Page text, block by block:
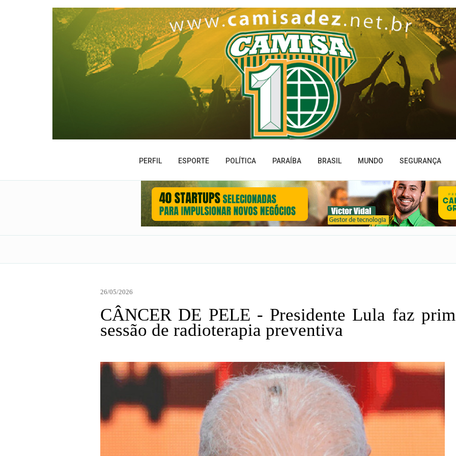
PERFIL ESPORTE POLÍTICA PARAÍBA BRASIL MUNDO SEGURANÇA
26/05/2026
CÂNCER DE PELE - Presidente Lula faz
sessão de radioterapia preventiva